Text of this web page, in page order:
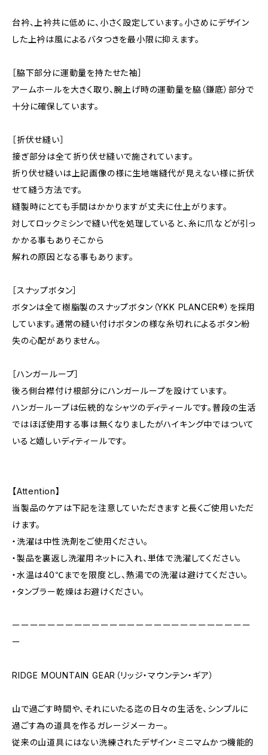
台衿、上衿共に低めに、小さく設定しています。小さめにデザイン
した上衿は風によるバタつきを最小限に抑えます。
［脇下部分に運動量を持たせた袖］
アームホールを大きく取り、腕上げ時の運動量を脇（鎌底）部分で
十分に確保しています。
［折伏せ縫い］
接ぎ部分は全て折り伏せ縫いで施されています。
折り伏せ縫いは上記画像の様に生地端縫代が見えない様に折伏
せて縫う方法です。
縫製時にとても手間はかかりますが丈夫に仕上がります。
対してロックミシンで縫い代を処理していると、糸に爪などが引っ
かかる事もありそこから
解れの原因となる事もあります。
［スナップボタン］
ボタンは全て樹脂製のスナップボタン（YKK PLANCER®）を採用
しています。通常の縫い付けボタンの様な糸切れによるボタン紛
失の心配がありません。
［ハンガーループ］
後ろ側台襟付け根部分にハンガーループを設けています。
ハンガーループは伝統的なシャツのディティールです。普段の生活
ではほぼ使用する事は無くなりましたがハイキング中ではついて
いると嬉しいディティールです。
【Attention】
当製品のケアは下記を注意していただきますと長くご使用いただ
けます。
・洗濯は中性洗剤をご使用ください。
・製品を裏返し洗濯用ネットに入れ、単体で洗濯してください。
・水温は40℃までを限度とし、熱湯での洗濯は避けてください。
・タンブラー乾燥はお避けください。
ーーーーーーーーーーーーーーーーーーーーーーーーーーー
ー
RIDGE MOUNTAIN GEAR（リッジ・マウンテン・ギア）
山で過ごす時間や、それにいたる迄の日々の生活を、シンプルに
過ごす為の道具を作るガレージメーカー。
従来の山道具にはない洗練されたデザイン・ミニマムかつ機能的